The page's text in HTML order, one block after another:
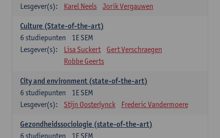
Lesgever(s):
Karel Neels Jorik Vergauwen
Culture (State-of-the-art)
1E SEM
6 studiepunten
Lesgever(s):
Lisa Suckert
Gert Verschraegen
Robbe Geerts
City and environment (state-of-the-art)
1E SEM
6 studiepunten
Lesgever(s):
Stijn Oosterlynck Frederic Vandermoere
Gezondheidssociologie (state-of-the-art)
1E SEM
6 studiepunten